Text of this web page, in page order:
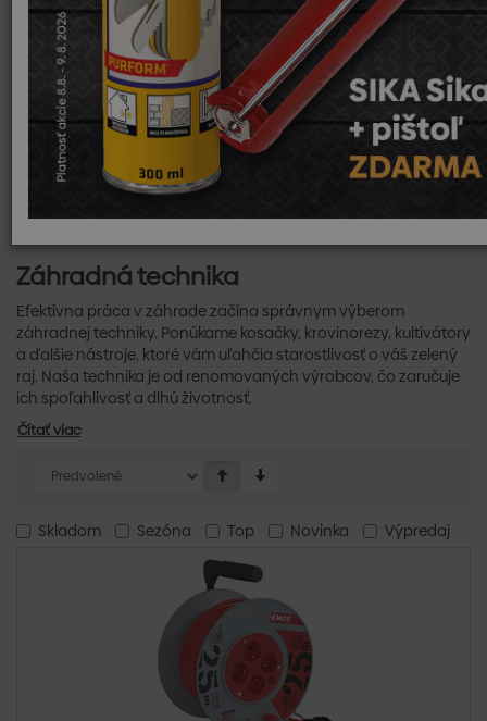
potrebujete na efektívnu a pohodlnú starostlivosť o váš dom a
záhradu.
Záhrada
Záhrada je miestom oddychu a relaxácie, ktoré si vyžaduje
pravidelnú údržbu. Pre začiatočníkov aj skúsených
záhradkárov máme všetko potrebné na dosiahnutie krásneho
a zdravého zeleného priestoru. Od nástrojov na prerezávanie
Záhradná technika
Efektívna práca v záhrade začína správnym výberom
záhradnej techniky. Ponúkame kosačky, krovinorezy, kultivátory
a ďalšie nástroje, ktoré vám uľahčia starostlivosť o váš zelený
raj. Naša technika je od renomovaných výrobcov, čo zaručuje
ich spoľahlivosť a dlhú životnosť.
Čítať viac
Skladom Sezóna Top Novinka Výpredaj